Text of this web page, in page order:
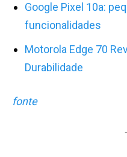
Google Pixel 10a:
funcionalidades
Motorola Edge 70
Durabilidade
fonte